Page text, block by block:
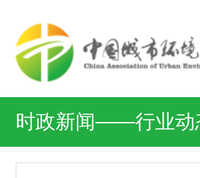
时政新闻——行业动